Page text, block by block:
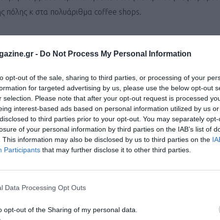
- Do Not Process My Personal Information
opt-out of the sale, sharing to third parties, or processing of your
for targeted advertising by us, please use the below opt-out
selection. Please note that after your opt-out request is processed
interest-based ads based on personal information utilized by us
to third parties prior to your opt-out. You may separately
of your personal information by third parties on the IAB’s list of
This information may also be disclosed by us to third parties on the
Participants that may further disclose it to other third parties.
Data Processing Opt Outs
opt-out of the Sharing of my personal data.
πόλης κ στα πολυάριθμα coffee shops.
το εθνικό μουσείο της Ολλανδίας (Rijkmuseum), το
Νωρίς το μεσημέρι αναχωρούμε για την εκδρομή μας στην
στο πανέμορφο χωριό Zane’s Schans με τους
Βόλενταμ κ Μάρκεν. Επίσκεψη σε τοπικό, παραδοσιακό
στο ξενοδοχείο μας στο Άμστερνταμ. Διαν/ση.
της πόλης, ο βασιλικός ναός, ο Γιαπωνέζικος πύργος,
η πλατεία Grand Sablon καθώς κ το Ευρωκοινοβούλιο είναι